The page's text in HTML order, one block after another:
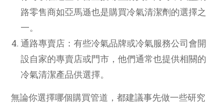
路零售商如亞馬遜也是購買冷氣清潔劑的選擇之
一。
通路專賣店：有些冷氣品牌或冷氣服務公司會開
設自家的專賣店或門市，他們通常也提供相關的
冷氣清潔產品供選擇。
無論你選擇哪個購買管道，都建議事先做一些研究